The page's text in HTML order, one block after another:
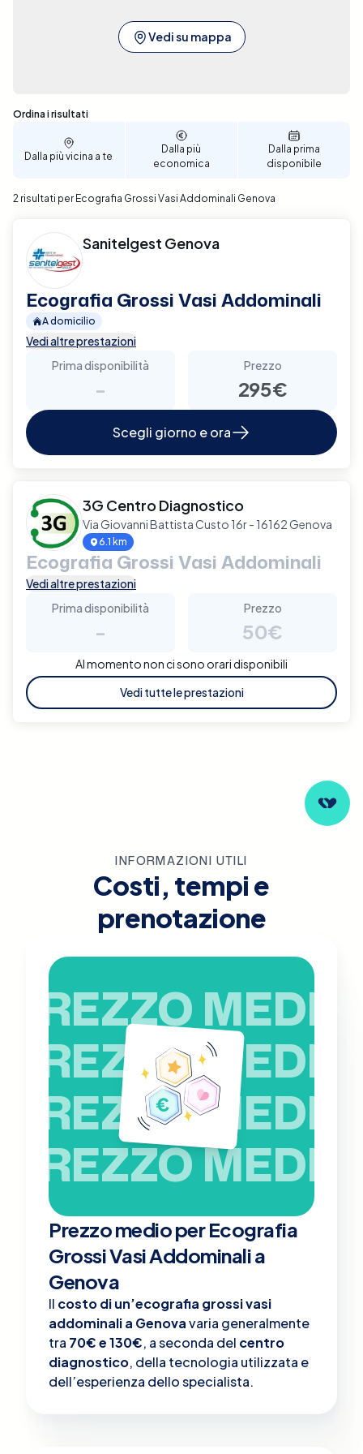
Vedi su mappa
Sono stati trovati 2 risultati
Ordina i risultati
Dalla più vicina a te
Dalla più
economica
Dalla prima
disponibile
2 risultati per Ecografia Grossi Vasi Addominali Genova
Sanitelgest Genova
Ecografia Grossi Vasi Addominali
A domicilio
Vedi altre prestazioni
Prima disponibilità
-
Prezzo
295€
Scegli giorno e ora
3G Centro Diagnostico
Via Giovanni Battista Custo 16r - 16162 Genova
6.1 km
Ecografia Grossi Vasi Addominali
Vedi altre prestazioni
Prima disponibilità
-
Prezzo
50€
Al momento non ci sono orari disponibili
Vedi tutte le prestazioni
INFORMAZIONI UTILI
Costi, tempi e
prenotazione
PREZZO MEDIO
PREZZO MEDIO
PREZZO MEDIO
PREZZO MEDIO
Prezzo medio per Ecografia
Grossi Vasi Addominali a
Genova
Il costo di un’ecografia grossi vasi
addominali a Genovavaria generalmente
tra 70€ e 130€, a seconda del centro
diagnostico, della tecnologia utilizzata e
dell’esperienza dello specialista.